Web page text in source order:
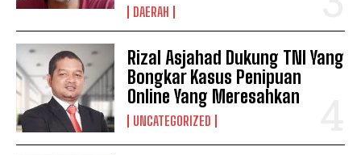
DAERAH
Rizal Asjahad Dukung TNI Yang
Bongkar Kasus Penipuan
Online Yang Meresahkan
UNCATEGORIZED